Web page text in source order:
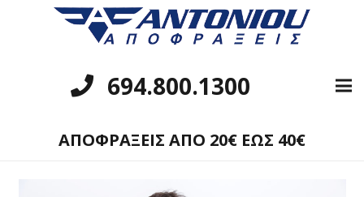
694.800.1300
ΑΠΟΦΡΑΞΕΙΣ ΑΠΟ 20€ ΕΩΣ 40€